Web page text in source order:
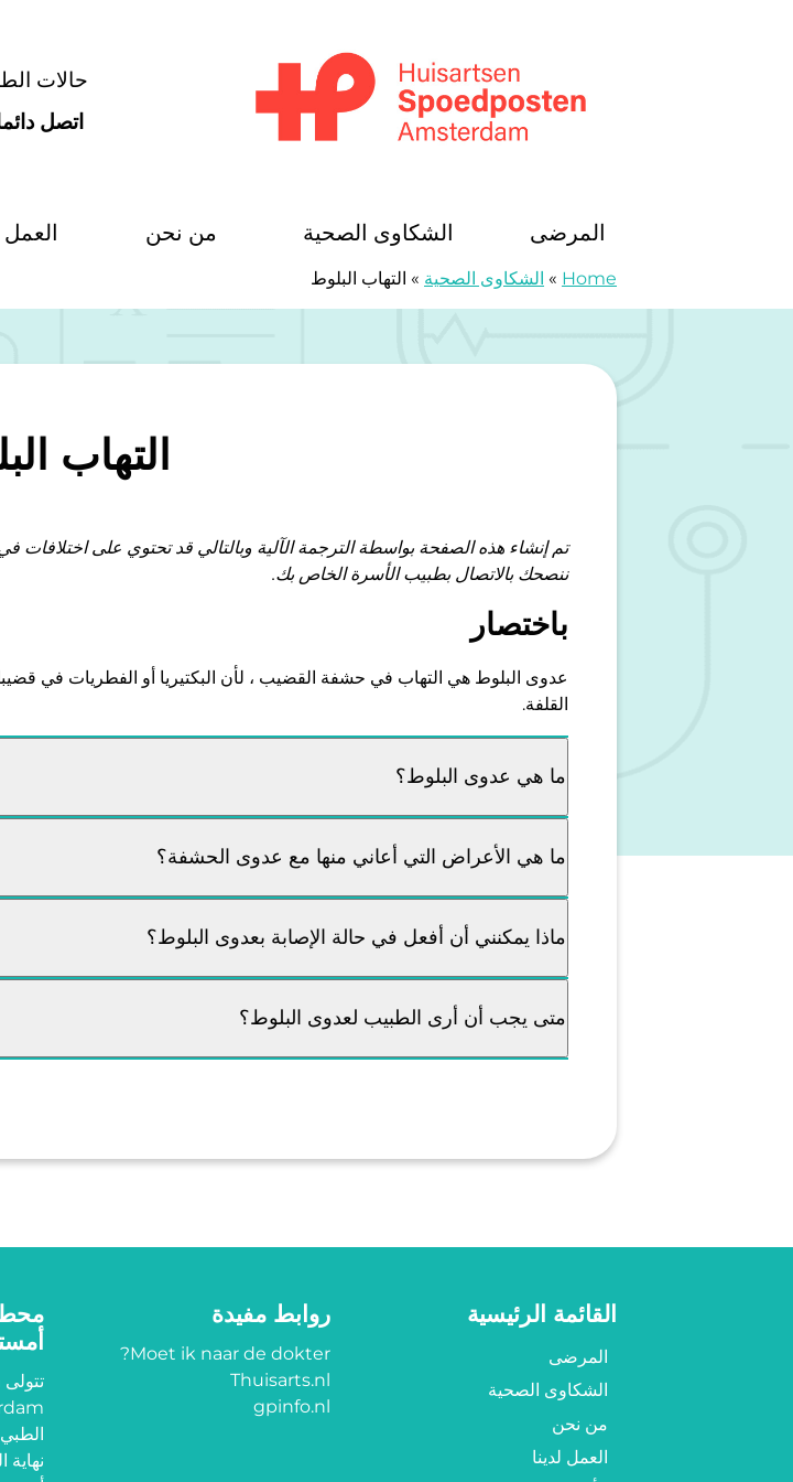
حالات
اتصل
المرضى الشكاوى الصحية من نحن العمل
Home
» الشكاوى الصحية » التهاب البلوط
التهاب
تم إنشاء هذه الصفحة بواسطة الترجمة الآلية وبالتالي قد تحتوي على
ننصحك بالاتصال بطبيب الأسرة الخاص بك.
باختصار
عدوى البلوط هي التهاب في حشفة القضيب ، لأن البكتيريا أو الفطريات في
القلفة.
ما هي عدوى البلوط؟
ما هي الأعراض التي أعاني منها مع عدوى الحشفة؟
ماذا يمكنني أن أفعل في حالة الإصابة بعدوى البلوط؟
متى يجب أن أرى الطبيب لعدوى البلوط؟
القائمة الرئيسية
المرضى
الشكاوى الصحية
من نحن
العمل لدينا
روابط مفيدة
Moet ik naar de dokter?
Thuisarts.nl
gpinfo.nl